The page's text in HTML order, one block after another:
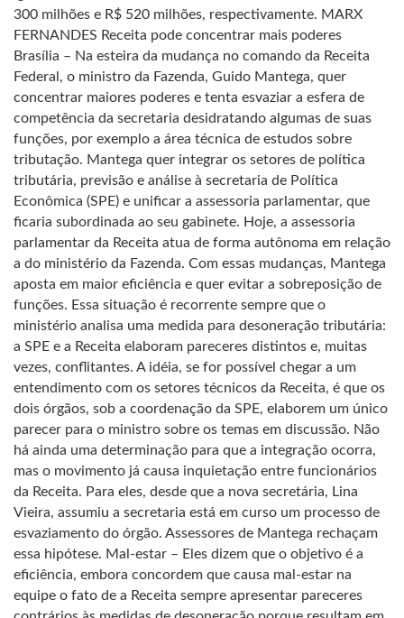
300 milhões e R$ 520 milhões, respectivamente. MARX
FERNANDES Receita pode concentrar mais poderes
Brasília – Na esteira da mudança no comando da Receita
Federal, o ministro da Fazenda, Guido Mantega, quer
concentrar maiores poderes e tenta esvaziar a esfera de
competência da secretaria desidratando algumas de suas
funções, por exemplo a área técnica de estudos sobre
tributação. Mantega quer integrar os setores de política
tributária, previsão e análise à secretaria de Política
Econômica (SPE) e unificar a assessoria parlamentar, que
ficaria subordinada ao seu gabinete. Hoje, a assessoria
parlamentar da Receita atua de forma autônoma em relação
a do ministério da Fazenda. Com essas mudanças, Mantega
aposta em maior eficiência e quer evitar a sobreposição de
funções. Essa situação é recorrente sempre que o
ministério analisa uma medida para desoneração tributária:
a SPE e a Receita elaboram pareceres distintos e, muitas
vezes, conflitantes. A idéia, se for possível chegar a um
entendimento com os setores técnicos da Receita, é que os
dois órgãos, sob a coordenação da SPE, elaborem um único
parecer para o ministro sobre os temas em discussão. Não
há ainda uma determinação para que a integração ocorra,
mas o movimento já causa inquietação entre funcionários
da Receita. Para eles, desde que a nova secretária, Lina
Vieira, assumiu a secretaria está em curso um processo de
esvaziamento do órgão. Assessores de Mantega rechaçam
essa hipótese. Mal-estar – Eles dizem que o objetivo é a
eficiência, embora concordem que causa mal-estar na
equipe o fato de a Receita sempre apresentar pareceres